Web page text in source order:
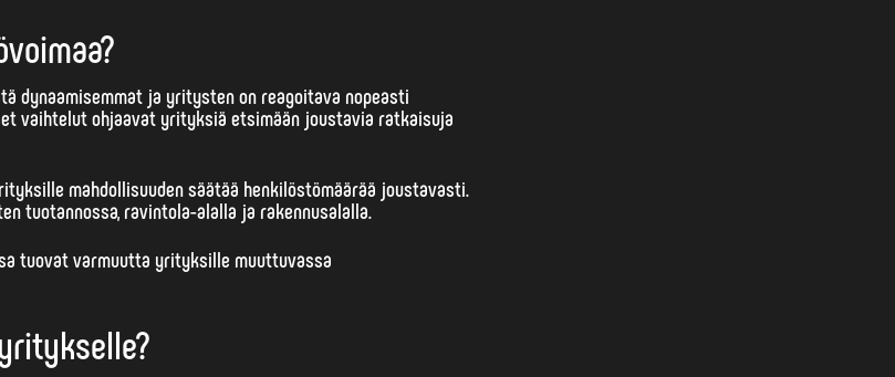
dynaamisemmat ja yritysten on reagoitava nopeasti
vaihtelut ohjaavat yrityksiä etsimään joustavia ratkaisuja
mahdollisuuden säätää henkilöstömäärää joustavasti.
tuotannossa, ravintola-alalla ja rakennusalalla.
tuovat varmuutta yrityksille muuttuvassa